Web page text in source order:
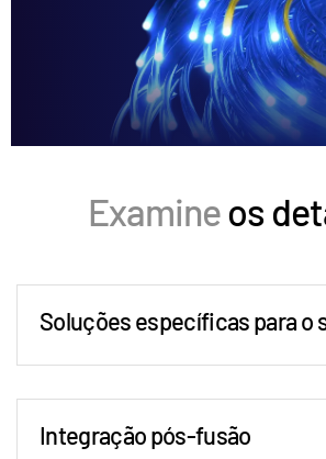
Examineos
Soluções específicas para o
setores. Por exemplo, no setor de
garante a conformidade com
rigorosas e, ao mesmo tempo, facilita
Integração pós-fusão